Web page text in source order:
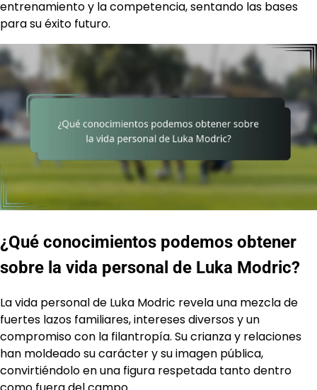
entrenamiento y la competencia, sentando las bases
para su éxito futuro.
¿Qué conocimientos podemos obtener
sobre la vida personal de Luka Modric?
La vida personal de Luka Modric revela una mezcla de
fuertes lazos familiares, intereses diversos y un
compromiso con la filantropía. Su crianza y relaciones
han moldeado su carácter y su imagen pública,
convirtiéndolo en una figura respetada tanto dentro